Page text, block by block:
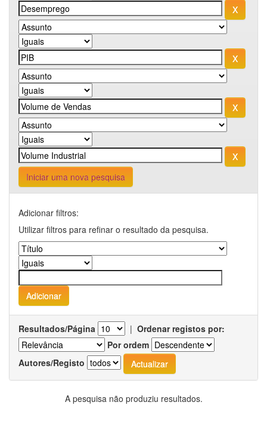
Iniciar uma nova pesquisa
Adicionar filtros:
Utilizar filtros para refinar o resultado da pesquisa.
Resultados/Página | Ordenar registos por:
Por ordem
Autores/Registo
A pesquisa não produziu resultados.